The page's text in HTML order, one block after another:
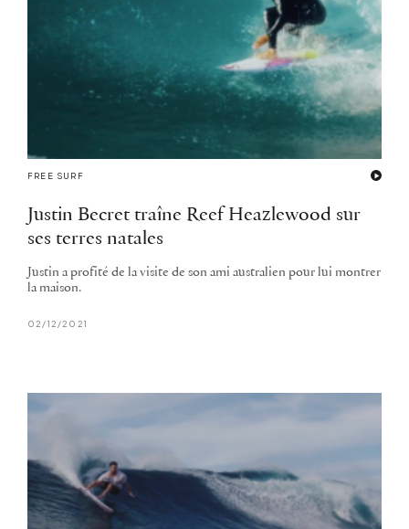
FREE SURF
Justin Becret traîne Reef Heazlewood sur
ses terres natales
Justin a profité de la visite de son ami australien pour lui montrer
la maison.
02/12/2021